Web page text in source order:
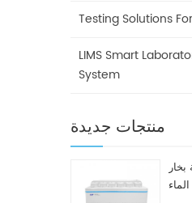
Testing Solutions
LIMS Smart
System
منتجات جديدة
بخار